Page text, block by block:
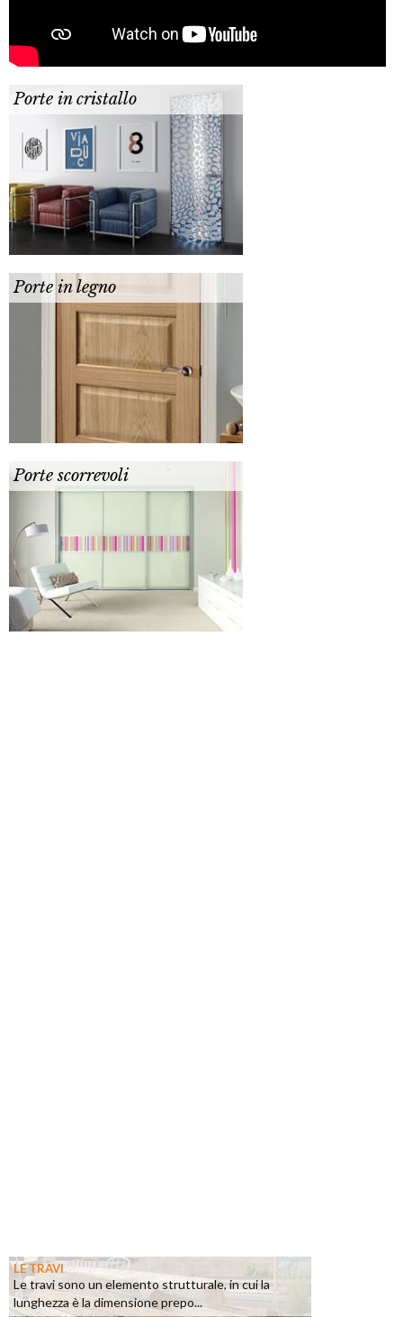
Porte in cristallo
Porte in legno
Porte scorrevoli
LE TRAVI
Le travi sono un elemento strutturale, in cui la
lunghezza è la dimensione prepo...